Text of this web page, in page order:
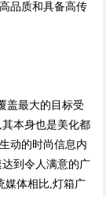
品质和具备高传
盖最大的目标受
本身也是美化都
动的时尚信息内
到令人满意的广
媒体相比,灯箱广